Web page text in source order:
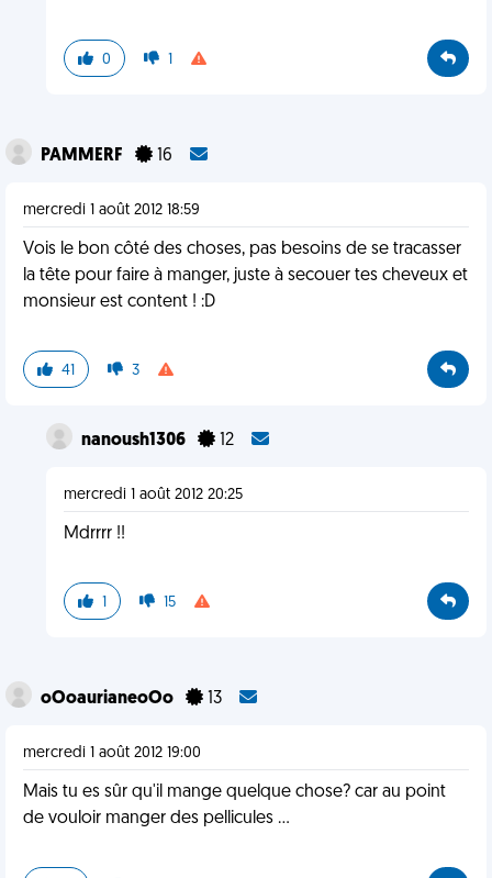
0 1
PAMMERF 16
mercredi 1 août 2012 18:59
Vois le bon côté des choses, pas besoins de se tracasser
la tête pour faire à manger, juste à secouer tes cheveux et
monsieur est content ! :D
41 3
nanoush1306 12
mercredi 1 août 2012 20:25
Mdrrrr !!
1 15
oOoaurianeoOo 13
mercredi 1 août 2012 19:00
Mais tu es sûr qu'il mange quelque chose? car au point
de vouloir manger des pellicules ...